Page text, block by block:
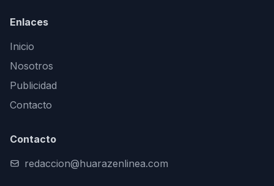
Enlaces
Inicio
Nosotros
Publicidad
Contacto
Contacto
redaccion@huarazenlinea.com